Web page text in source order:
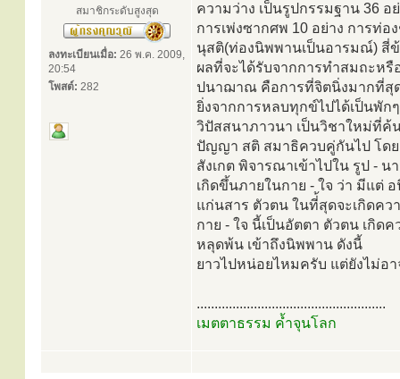
สมาชิกระดับสูงสุด
ลงทะเบียนเมื่อ: 26 พ.ค. 2009,
20:54
โพสต์: 282
ความว่าง เป็นรูปกรรมฐาน 36 อ
การเพ่งซากศพ 10 อย่าง การท่
นุสติ(ท่องนิพพานเป็นอารมณ์) สี่
ผลที่จะได้รับจากการทำสมถะห
ปนาฌาณ คือการที่จิตนิ่งมากที่สุ
ยิ่งจากการหลบทุกข์ไปได้เป็นพั
วิปัสสนาภาวนา เป็นวิชาใหม่ที่ค้
ปัญญา สติ สมาธิควบคู่กันไป โดย
สังเกต พิจารณาเข้าไปใน รูป -
เกิดขึ้นภายในกาย - ใจ ว่า มีแต่
แก่นสาร ตัวตน ในที่้สุดจะเกิดคว
กาย - ใจ นี้เป็นอัตตา ตัวตน เกิด
หลุดพ้น เข้าถึงนิพพาน ดังนี้
ยาวไปหน่อยไหมครับ แต่ยังไม่อ
.....................................................
เมตตาธรรม ค้ำจุนโลก